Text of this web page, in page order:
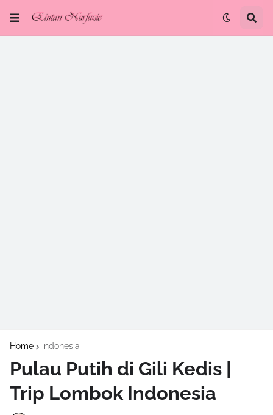
Home indonesia
Pulau Putih di Gili Kedis |
Trip Lombok Indonesia